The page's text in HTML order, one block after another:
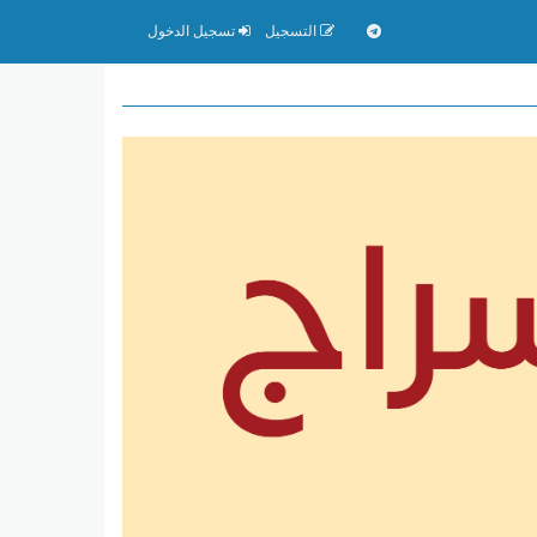
التسجيل تسجيل الدخول